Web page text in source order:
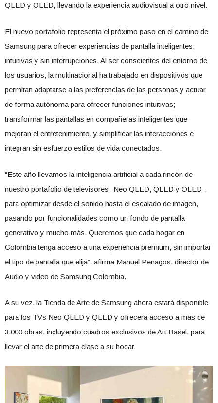
QLED y OLED, llevando la experiencia audiovisual a otro nivel.
El nuevo portafolio representa el próximo paso en el camino de
Samsung para ofrecer experiencias de pantalla inteligentes,
intuitivas y sin interrupciones. Al ser conscientes del entorno de
los usuarios, la multinacional ha trabajado en dispositivos que
permitan adaptarse a las preferencias de las personas y actuar
de forma autónoma para ofrecer funciones intuitivas;
transformar las pantallas en compañeras inteligentes que
mejoran el entretenimiento, y simplificar las interacciones e
integran sin esfuerzo estilos de vida conectados.
“Este año llevamos la inteligencia artificial a cada rincón de
nuestro portafolio de televisores -Neo QLED, QLED y OLED-,
para optimizar desde el sonido hasta el escalado de imagen,
pasando por funcionalidades como un fondo de pantalla
generativo y mucho más. Queremos que cada hogar en
Colombia tenga acceso a una experiencia premium, sin importar
el tipo de pantalla que elija”, afirma Manuel Penagos, director de
Audio y video de Samsung Colombia.
A su vez, la Tienda de Arte de Samsung ahora estará disponible
para los TVs Neo QLED y QLED y ofrecerá acceso a más de
3.000 obras, incluyendo cuadros exclusivos de Art Basel, para
llevar el arte de primera clase a su hogar.